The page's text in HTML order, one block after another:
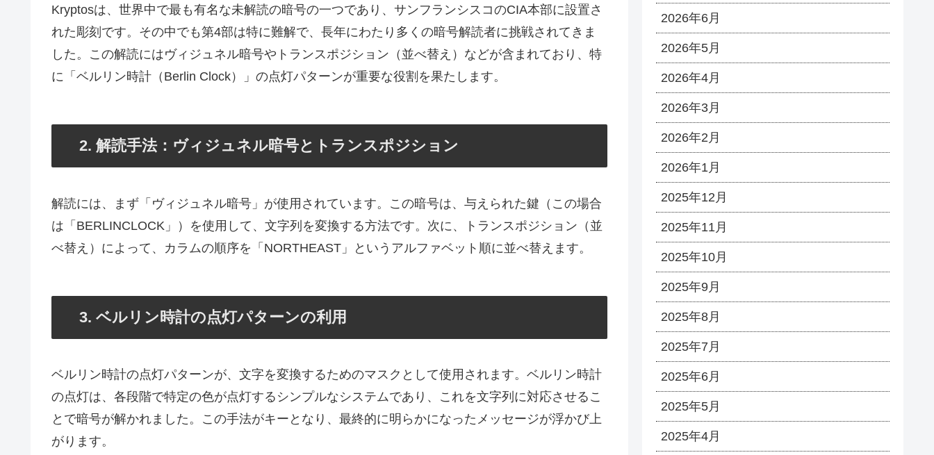
Kryptosは、世界中で最も有名な未解読の暗号の一つであり、サンフランシスコのCIA本部に設置さ
れた彫刻です。その中でも第4部は特に難解で、長年にわたり多くの暗号解読者に挑戦されてきま
した。この解読にはヴィジュネル暗号やトランスポジション（並べ替え）などが含まれており、特
に「ベルリン時計（Berlin Clock）」の点灯パターンが重要な役割を果たします。
2. 解読手法：ヴィジュネル暗号とトランスポジション
解読には、まず「ヴィジュネル暗号」が使用されています。この暗号は、与えられた鍵（この場合
は「BERLINCLOCK」）を使用して、文字列を変換する方法です。次に、トランスポジション（並
べ替え）によって、カラムの順序を「NORTHEAST」というアルファベット順に並べ替えます。
3. ベルリン時計の点灯パターンの利用
ベルリン時計の点灯パターンが、文字を変換するためのマスクとして使用されます。ベルリン時計
の点灯は、各段階で特定の色が点灯するシンプルなシステムであり、これを文字列に対応させるこ
とで暗号が解かれました。この手法がキーとなり、最終的に明らかになったメッセージが浮かび上
がります。
2026年6月
2026年5月
2026年4月
2026年3月
2026年2月
2026年1月
2025年12月
2025年11月
2025年10月
2025年9月
2025年8月
2025年7月
2025年6月
2025年5月
2025年4月